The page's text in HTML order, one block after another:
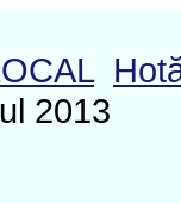
2013